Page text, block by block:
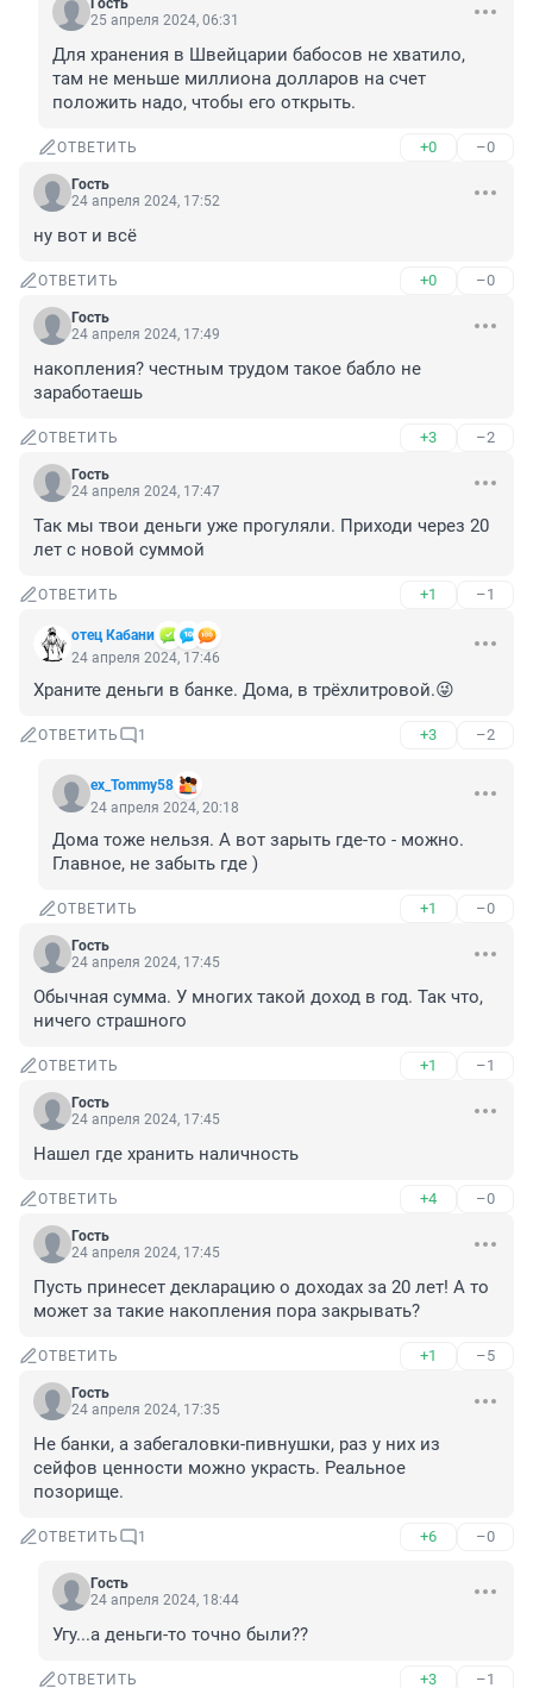
Гость
25 апреля 2024, 06:31
Для хранения в Швейцарии бабосов не хватило,
там не меньше миллиона долларов на счет
положить надо, чтобы его открыть.
ОТВЕТИТЬ +0 –0
Гость
24 апреля 2024, 17:52
ну вот и всё
ОТВЕТИТЬ +0 –0
Гость
24 апреля 2024, 17:49
накопления? честным трудом такое бабло не
заработаешь
ОТВЕТИТЬ +3 –2
Гость
24 апреля 2024, 17:47
Так мы твои деньги уже прогуляли. Приходи через 20
лет с новой суммой
ОТВЕТИТЬ +1 –1
отец Кабани
24 апреля 2024, 17:46
Храните деньги в банке. Дома, в трёхлитровой.😜
ОТВЕТИТЬ 1 +3 –2
ex_Tommy58
24 апреля 2024, 20:18
Дома тоже нельзя. А вот зарыть где-то - можно.
Главное, не забыть где )
ОТВЕТИТЬ +1 –0
Гость
24 апреля 2024, 17:45
Обычная сумма. У многих такой доход в год. Так что,
ничего страшного
ОТВЕТИТЬ +1 –1
Гость
24 апреля 2024, 17:45
Нашел где хранить наличность
ОТВЕТИТЬ +4 –0
Гость
24 апреля 2024, 17:45
Пусть принесет декларацию о доходах за 20 лет! А то
может за такие накопления пора закрывать?
ОТВЕТИТЬ +1 –5
Гость
24 апреля 2024, 17:35
Не банки, а забегаловки-пивнушки, раз у них из
сейфов ценности можно украсть. Реальное
позорище.
ОТВЕТИТЬ 1 +6 –0
Гость
24 апреля 2024, 18:44
Угу...а деньги-то точно были??
ОТВЕТИТЬ +3 –1